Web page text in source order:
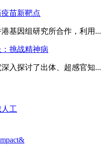
苗新靶点
基因组研究所合作，利用...
挑战精神病
入探讨了出体、超感官知...
工